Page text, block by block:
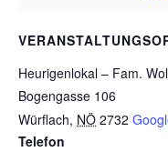
Heurigenlokal – Fam.
Bogengasse 106
Würflach, NÖ 2732
Telefon